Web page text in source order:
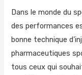
Dans le monde du
des performances
bonne technique
pharmaceutiques
tous ceux qui